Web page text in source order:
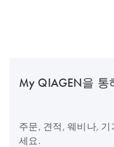
My QIAGEN을 통
주문, 견적, 웨비나,
세요.